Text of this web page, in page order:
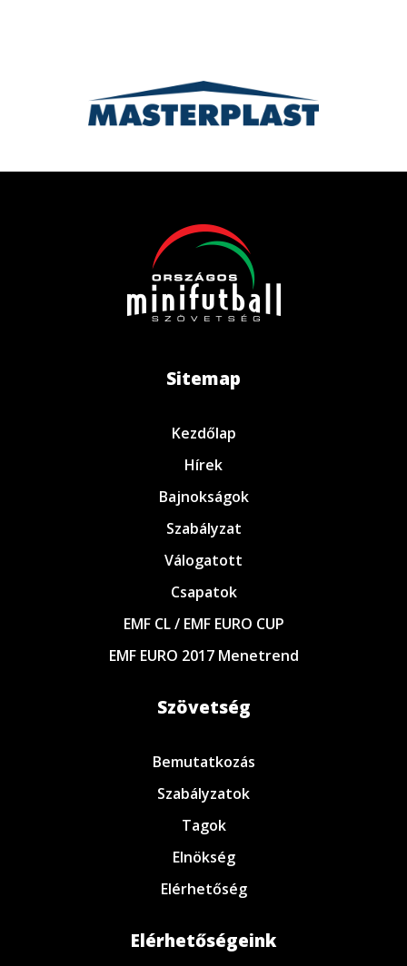
Sitemap
Kezdőlap
Hírek
Bajnokságok
Szabályzat
Válogatott
Csapatok
EMF CL / EMF EURO CUP
EMF EURO 2017 Menetrend
Szövetség
Bemutatkozás
Szabályzatok
Tagok
Elnökség
Elérhetőség
Elérhetőségeink